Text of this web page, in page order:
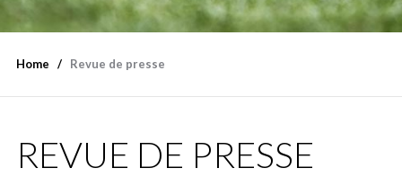
Home Revue de presse
REVUE DE PRESSE